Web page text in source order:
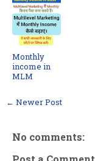
Monthly
income in
MLM
← Newer Post
No comments: